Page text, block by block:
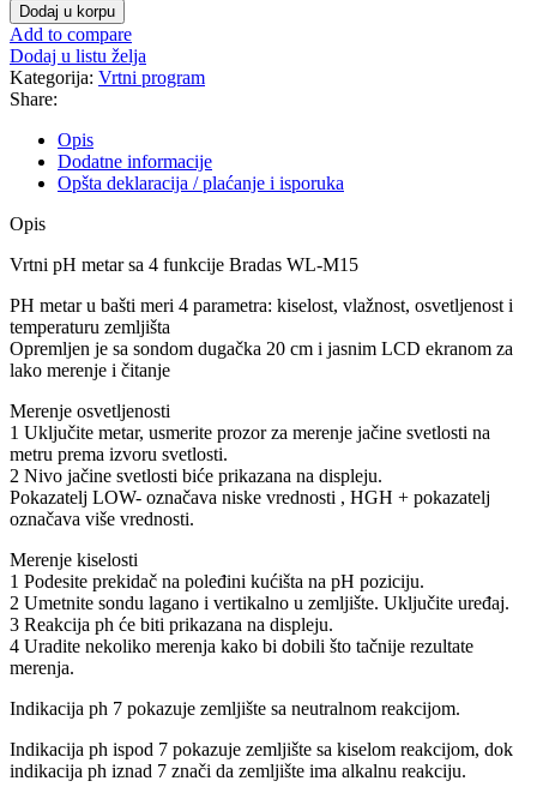
Dodaj u korpu
Add to compare
Dodaj u listu želja
Kategorija: Vrtni program
Share:
Opis
Dodatne informacije
Opšta deklaracija / plaćanje i isporuka
Opis
Vrtni pH metar sa 4 funkcije Bradas WL-M15
PH metar u bašti meri 4 parametra: kiselost, vlažnost, osvetljenost i
temperaturu zemljišta
Opremljen je sa sondom dugačka 20 cm i jasnim LCD ekranom za
lako merenje i čitanje
Merenje osvetljenosti
1 Uključite metar, usmerite prozor za merenje jačine svetlosti na
metru prema izvoru svetlosti.
2 Nivo jačine svetlosti biće prikazana na displeju.
Pokazatelj LOW- označava niske vrednosti , HGH + pokazatelj
označava više vrednosti.
Merenje kiselosti
1 Podesite prekidač na poleđini kućišta na pH poziciju.
2 Umetnite sondu lagano i vertikalno u zemljište. Uključite uređaj.
3 Reakcija ph će biti prikazana na displeju.
4 Uradite nekoliko merenja kako bi dobili što tačnije rezultate
merenja.
Indikacija ph 7 pokazuje zemljište sa neutralnom reakcijom.
Indikacija ph ispod 7 pokazuje zemljište sa kiselom reakcijom, dok
indikacija ph iznad 7 znači da zemljište ima alkalnu reakciju.